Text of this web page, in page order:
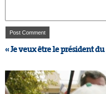
« Je veux être le président